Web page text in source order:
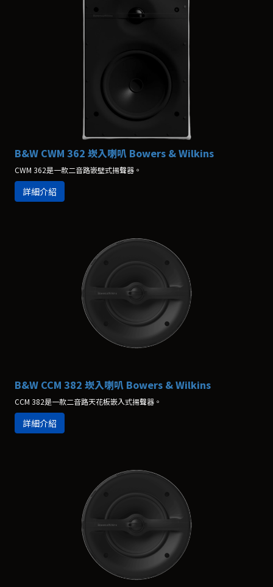
B&W CWM 362 崁入喇叭 Bowers & Wilkins
CWM 362是一款二音路嵌壁式揚聲器。
詳細介紹
B&W CCM 382 崁入喇叭 Bowers & Wilkins
CCM 382是一款二音路天花板嵌入式揚聲器。
詳細介紹